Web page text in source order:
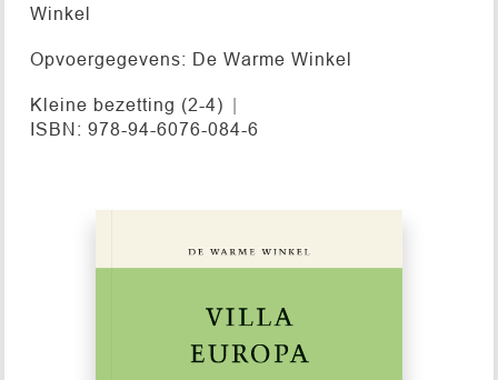
Winkel
Opvoergegevens: De Warme Winkel
Kleine bezetting (2-4)
ISBN: 978-94-6076-084-6